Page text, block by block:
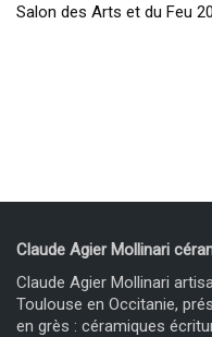
Salon des Arts et du Feu
Claude Agier Mollinari
Claude Agier Mollinari
Toulouse en Occitanie,
en grès : céramiques